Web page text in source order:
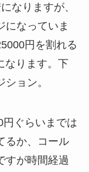
なりますが、
になっていま
円を割れる
なります。下
ョン。
ぐらいまでは
るか、コール
すが時間経過